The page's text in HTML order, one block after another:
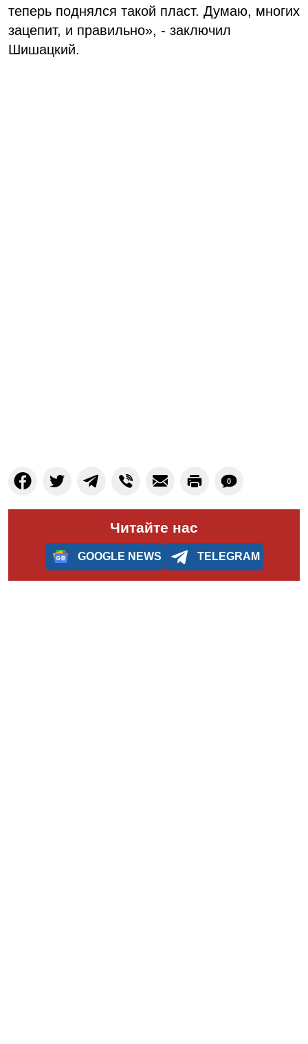
теперь поднялся такой пласт. Думаю, многих
зацепит, и правильно», - заключил
Шишацкий.
0
Читайте нас
GOOGLE NEWS TELEGRAM